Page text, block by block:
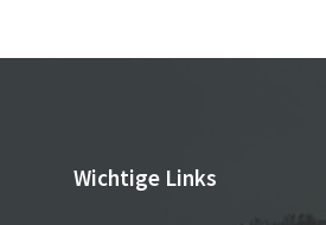
Wichtige Links